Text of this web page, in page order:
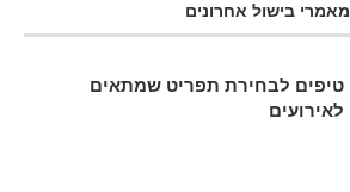
מאמרי בישול אחרונים
טיפים לבחירת תפריט שמתאים
לאירועים